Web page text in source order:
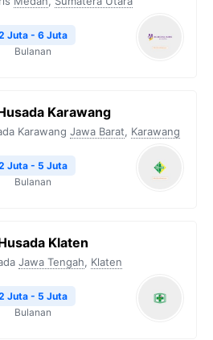
Juta - 6 Juta
Bulanan
Karawang
Karawang Jawa Barat, Karawang
Juta - 5 Juta
Bulanan
Klaten
Jawa Tengah, Klaten
Juta - 5 Juta
Bulanan